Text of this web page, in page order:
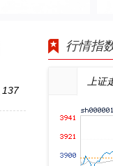
137
行情指
上证